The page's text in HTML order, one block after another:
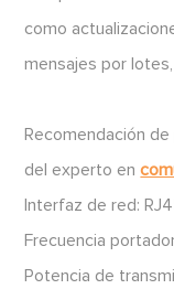
como
mensajes por
Recomendación
del experto en
Interfaz de red:
Frecuencia
Potencia de